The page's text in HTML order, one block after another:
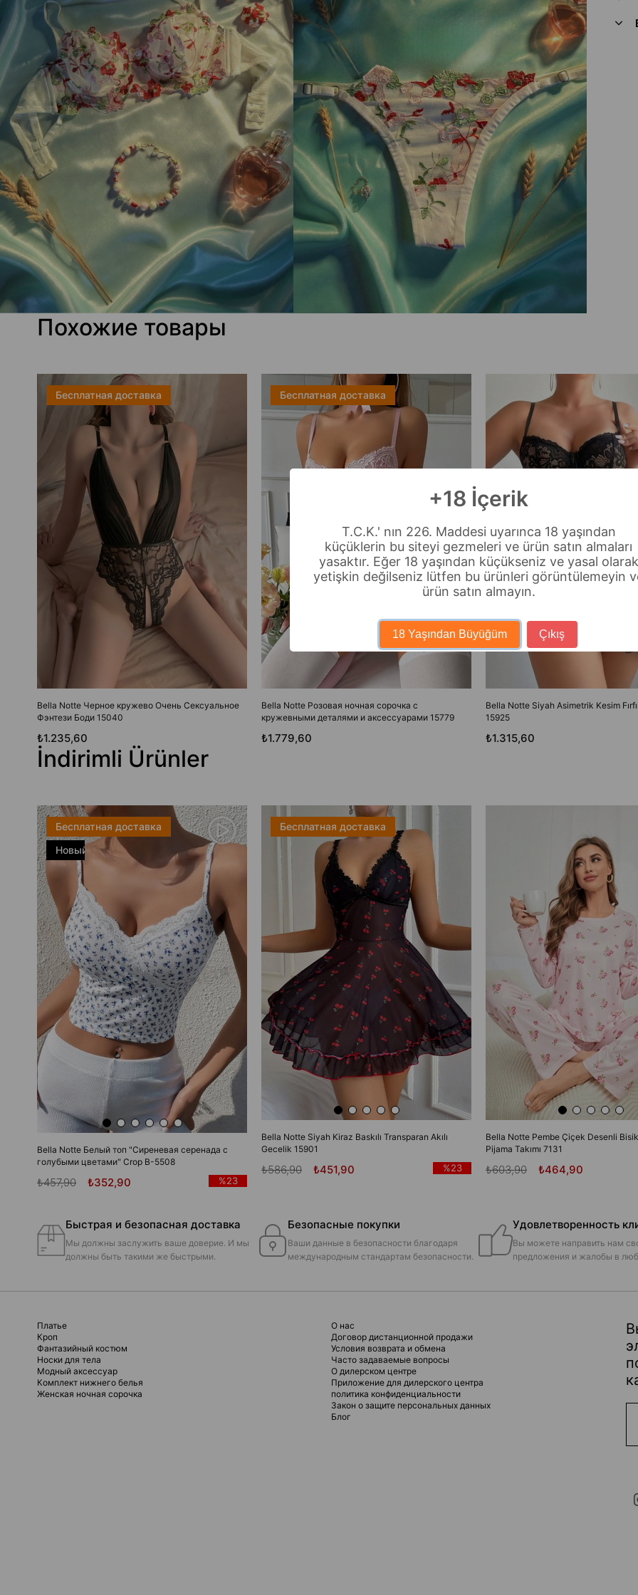
Похожие товары
Bella Notte Черное кружево Очень Сексуальное
Фэнтези Боди 15040
₺1.235,60
Бесплатная доставка
Bella Notte Розовая ночная сорочка с
кружевными деталями и аксессуарами 15779
₺1.779,60
Бесплатная доставка
Bella Notte Siyah Asimetrik Kesim
15925
₺1.315,60
İndirimli Ürünler
Bella Notte Белый топ "Сиреневая серенада с
голубыми цветами" Crop B-5508
₺352,90
₺457,90 %23
Бесплатная доставка
Новый
товар
Bella Notte Siyah Kiraz Baskılı Transparan Akılı
Gecelik 15901
₺451,90
₺586,90 %23
Бесплатная доставка
Bella Notte Pembe Çiçek Desenli
Pijama Takımı 7131
₺464,90
₺603,90
Быстрая и безопасная доставка
Мы должны заслужить ваше доверие. И мы
должны быть такими же быстрыми.
Безопасные покупки
Ваши данные в безопасности благодаря
международным стандартам безопасности.
Удовлетворенность
Вы можете направить нам
предложения и жалобы в
Платье
Кроп
Фантазийный костюм
Носки для тела
Модный аксессуар
Комплект нижнего белья
Женская ночная сорочка
О нас
Договор дистанционной продажи
Условия возврата и обмена
Часто задаваемые вопросы
О дилерском центре
Приложение для дилерского центра
политика конфиденциальности
Закон о защите персональных данных
Блог
+18 İçerik
T.C.K.' nın 226. Maddesi uyarınca 18 yaşından
küçüklerin bu siteyi gezmeleri ve ürün satın almaları
yasaktır. Eğer 18 yaşından küçükseniz ve yasal olarak
yetişkin değilseniz lütfen bu ürünleri görüntülemeyin
ürün satın almayın.
18 Yaşından Büyüğüm Çıkış